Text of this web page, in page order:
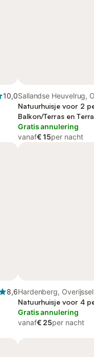
10,0Sallandse Heuvelrug,
Natuurhuisje voor 2
Balkon/Terras en
Gratis annulering
vanaf€ 15per nacht
8,6Hardenberg, Overijssel
Natuurhuisje voor 4
Gratis annulering
vanaf€ 25per nacht